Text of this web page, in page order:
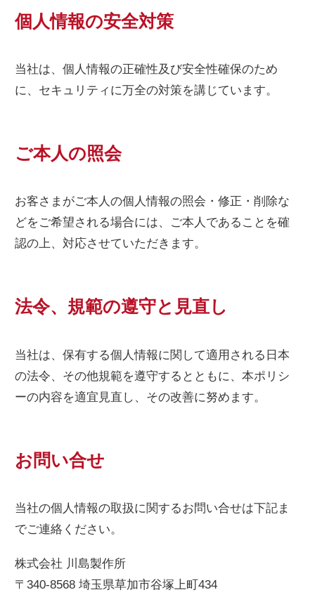
個人情報の安全対策
当社は、個人情報の正確性及び安全性確保のため
に、セキュリティに万全の対策を講じています。
ご本人の照会
お客さまがご本人の個人情報の照会・修正・削除な
どをご希望される場合には、ご本人であることを確
認の上、対応させていただきます。
法令、規範の遵守と見直し
当社は、保有する個人情報に関して適用される日本
の法令、その他規範を遵守するとともに、本ポリシ
ーの内容を適宜見直し、その改善に努めます。
お問い合せ
当社の個人情報の取扱に関するお問い合せは下記ま
でご連絡ください。
株式会社 川島製作所
〒340-8568 埼玉県草加市谷塚上町434